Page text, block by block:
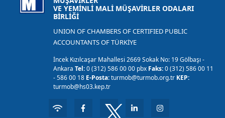
VE YEMİNLİ MALİ MÜŞAVİRLER ODALARI
BİRLİĞİ
UNION OF CHAMBERS OF CERTIFIED PUBLIC
ACCOUNTANTS OF TÜRKİYE
İncek Kızılcaşar Mahallesi 2669 Sokak No: 19 Gölbaşı -
AnkaraTel:0 (312) 586 00 00 pbx Faks:0 (312) 586 00 11
- 586 00 18 E-Posta:turmob@turmob.org.tr KEP:
turmob@hs03.kep.tr